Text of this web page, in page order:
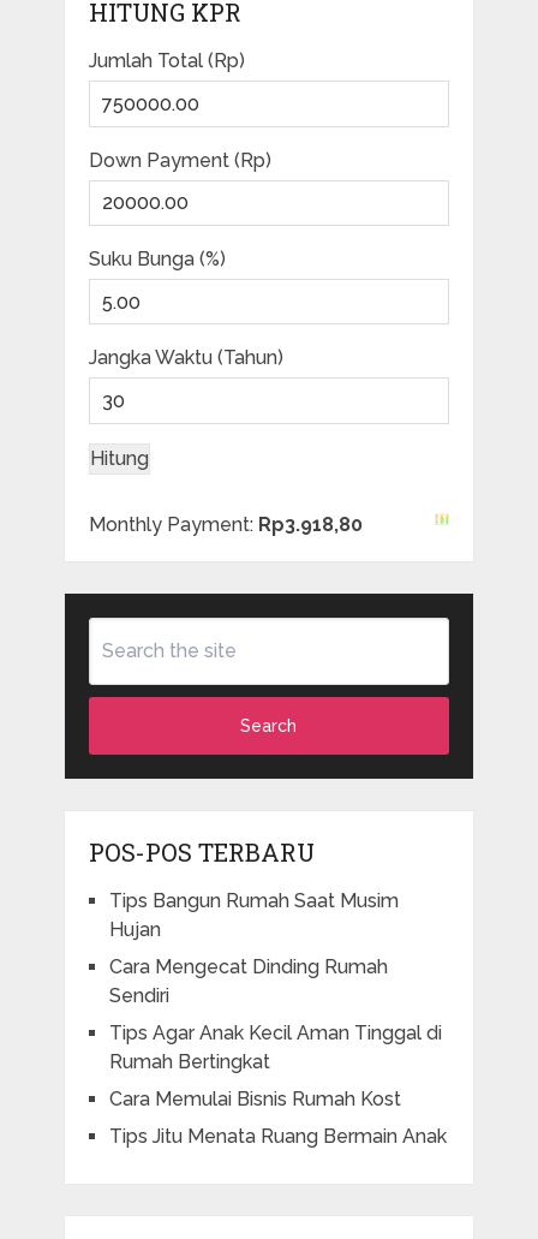
HITUNG KPR
Jumlah Total (Rp)
Down Payment (Rp)
Suku Bunga (%)
Jangka Waktu (Tahun)
Monthly Payment: Rp3.918,80
Search
POS-POS TERBARU
Tips Bangun Rumah Saat Musim
Hujan
Cara Mengecat Dinding Rumah
Sendiri
Tips Agar Anak Kecil Aman Tinggal di
Rumah Bertingkat
Cara Memulai Bisnis Rumah Kost
Tips Jitu Menata Ruang Bermain Anak